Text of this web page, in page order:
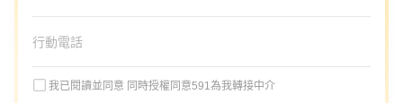
我已閱讀並同意 同時授權同意591為我轉接中介